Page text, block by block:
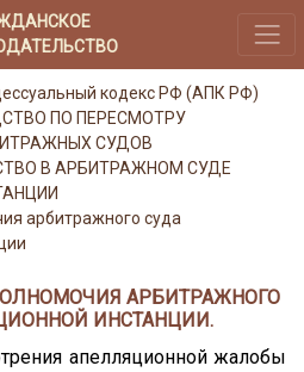
кодекс РФ (АПК РФ)
ПО ПЕРЕСМОТРУ
СУДОВ
В АРБИТРАЖНОМ СУДЕ
арбитражного суда
АРБИТРАЖНОГО
ИНСТАНЦИИ.
апелляционной жалобы